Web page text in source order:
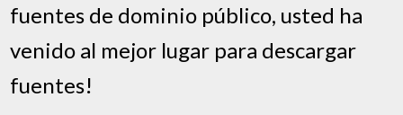
fuentes de dominio público, usted ha
venido al mejor lugar para descargar
fuentes!